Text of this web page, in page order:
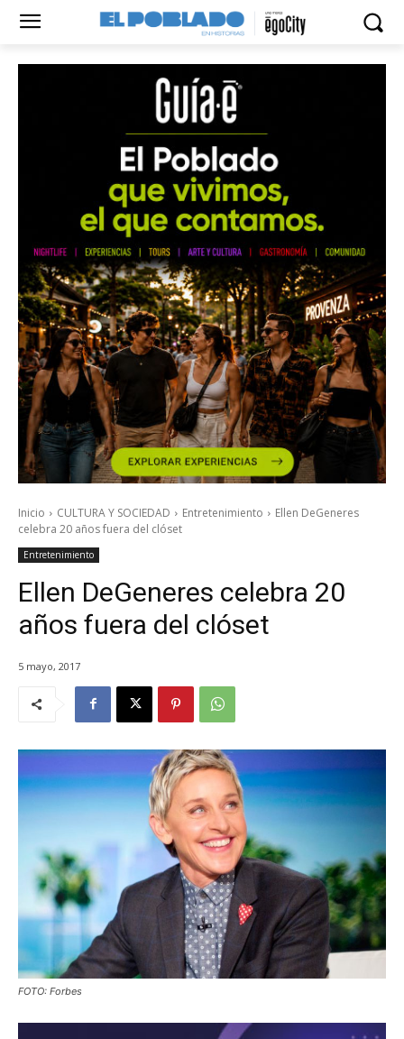
Inicio CULTURA Y SOCIEDAD Entretenimiento
Ellen DeGeneres
celebra 20 años fuera del clóset
Entretenimiento
Ellen DeGeneres celebra 20
años fuera del clóset
5 mayo, 2017
FOTO: Forbes